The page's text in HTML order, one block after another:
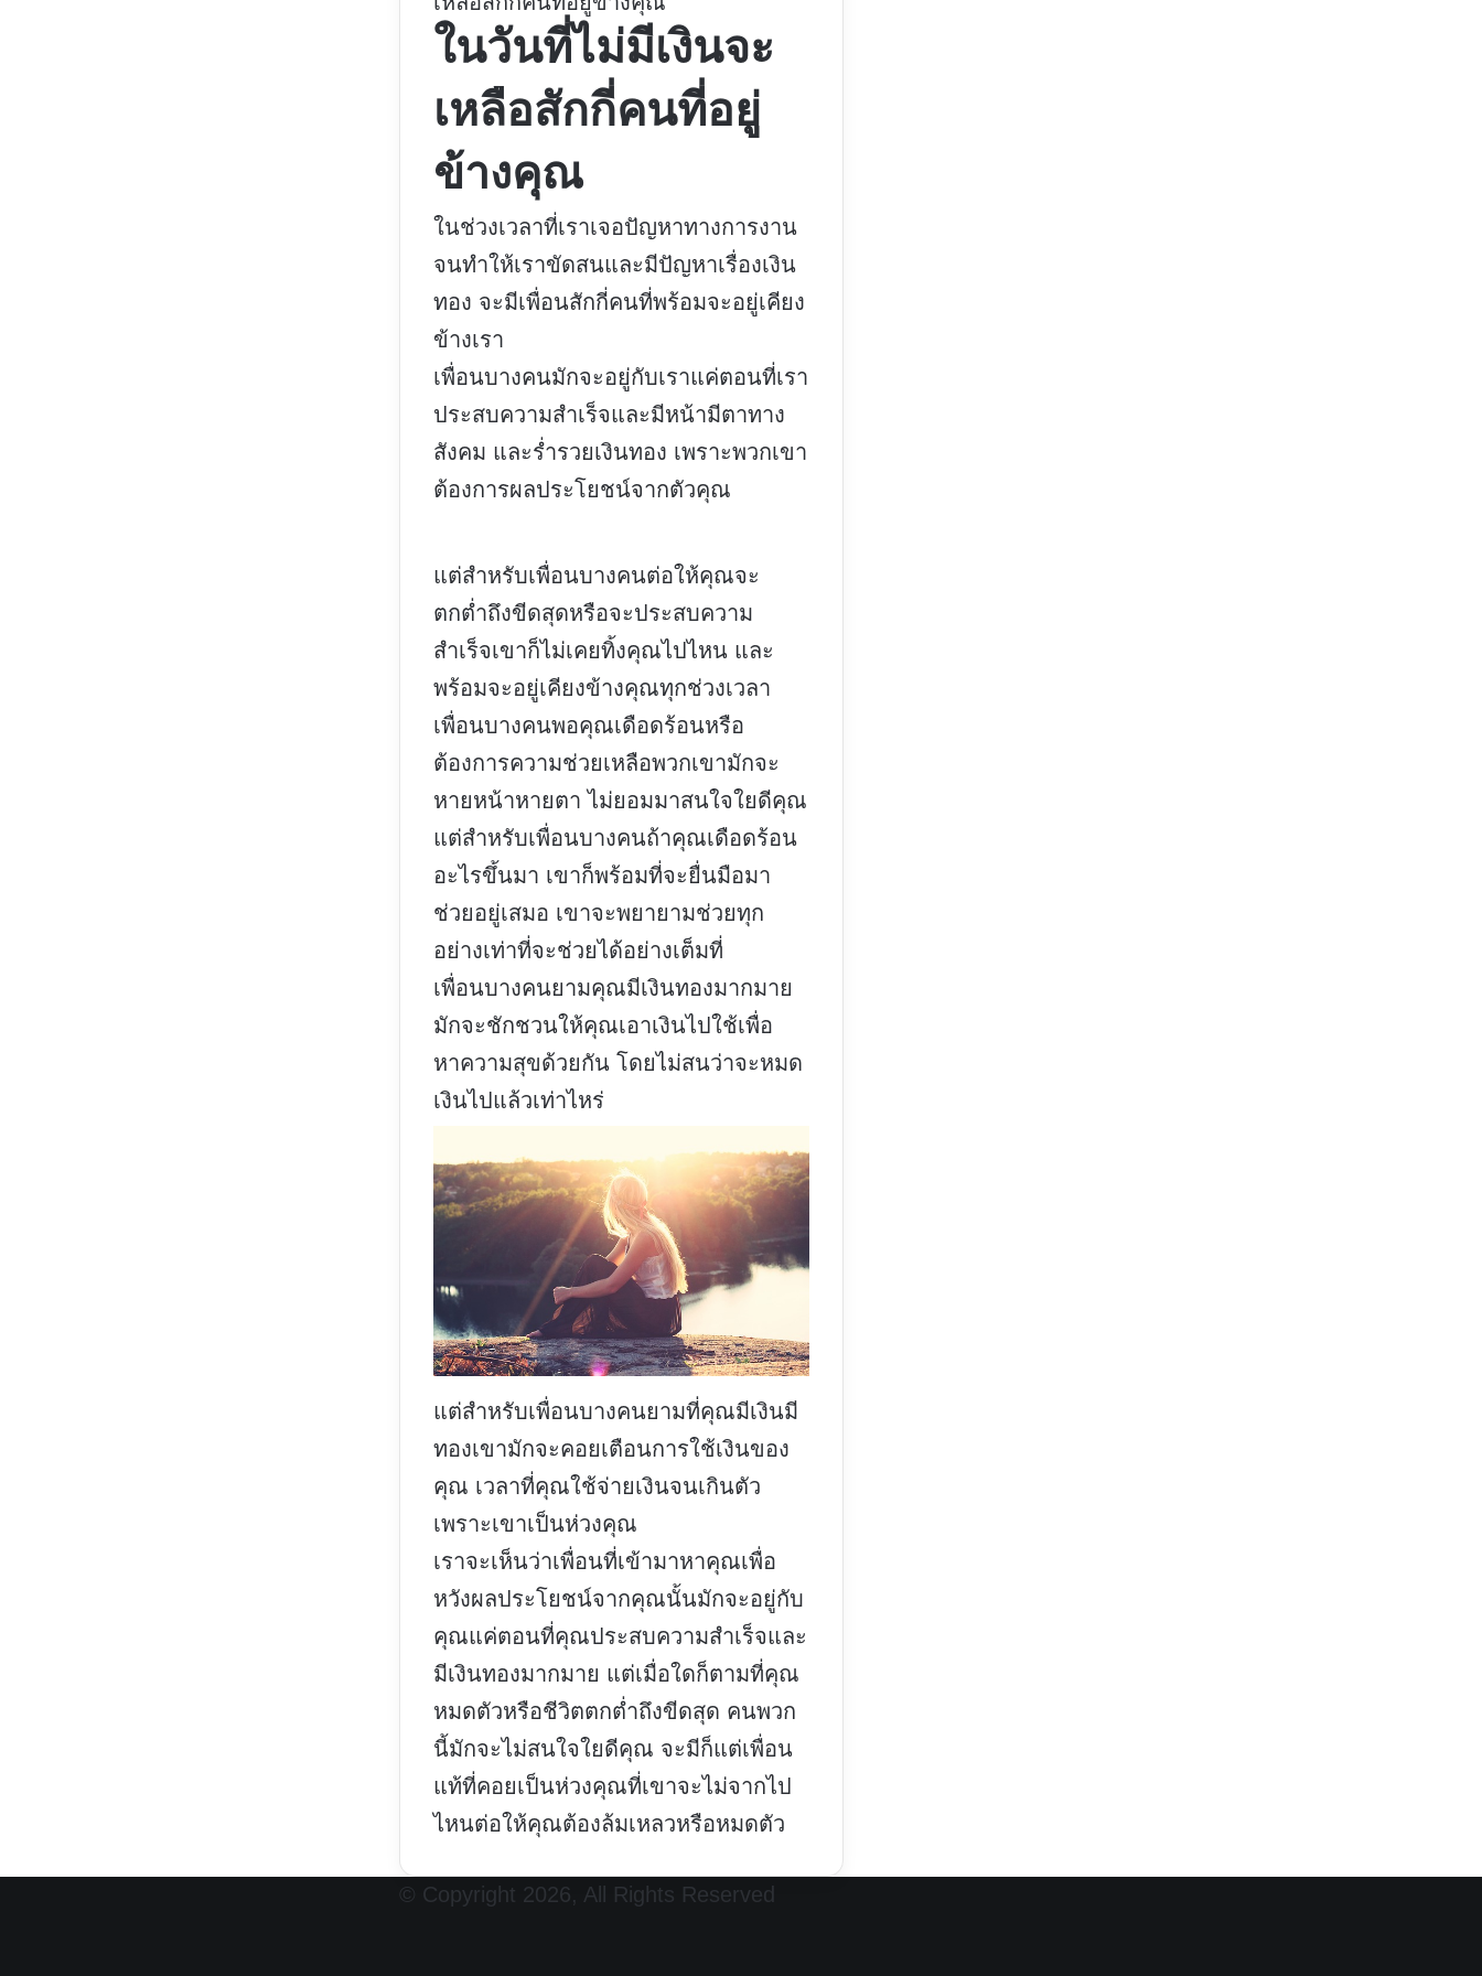
ในวันที่ไม่มีเงินจะ
เหลือสักกี่คนที่อยู่
ข้างคุณ
ในช่วงเวลาที่เราเจอปัญหาทางการงาน
จนทำให้เราขัดสนและมีปัญหาเรื่องเงิน
ทอง จะมีเพื่อนสักกี่คนที่พร้อมจะอยู่เคียง
ข้างเรา
เพื่อนบางคนมักจะอยู่กับเราแค่ตอนที่เรา
ประสบความสำเร็จและมีหน้ามีตาทาง
สังคม และร่ำรวยเงินทอง เพราะพวกเขา
ต้องการผลประโยชน์จากตัวคุณ
แต่สำหรับเพื่อนบางคนต่อให้คุณจะ
ตกต่ำถึงขีดสุดหรือจะประสบความ
สำเร็จเขาก็ไม่เคยทิ้งคุณไปไหน และ
พร้อมจะอยู่เคียงข้างคุณทุกช่วงเวลา
เพื่อนบางคนพอคุณเดือดร้อนหรือ
ต้องการความช่วยเหลือพวกเขามักจะ
หายหน้าหายตา ไม่ยอมมาสนใจใยดีคุณ
แต่สำหรับเพื่อนบางคนถ้าคุณเดือดร้อน
อะไรขึ้นมา เขาก็พร้อมที่จะยื่นมือมา
ช่วยอยู่เสมอ เขาจะพยายามช่วยทุก
อย่างเท่าที่จะช่วยได้อย่างเต็มที่
เพื่อนบางคนยามคุณมีเงินทองมากมาย
มักจะชักชวนให้คุณเอาเงินไปใช้เพื่อ
หาความสุขด้วยกัน โดยไม่สนว่าจะหมด
เงินไปแล้วเท่าไหร่
แต่สำหรับเพื่อนบางคนยามที่คุณมีเงินมี
ทองเขามักจะคอยเตือนการใช้เงินของ
คุณ เวลาที่คุณใช้จ่ายเงินจนเกินตัว
เพราะเขาเป็นห่วงคุณ
เราจะเห็นว่าเพื่อนที่เข้ามาหาคุณเพื่อ
หวังผลประโยชน์จากคุณนั้นมักจะอยู่กับ
คุณแค่ตอนที่คุณประสบความสำเร็จและ
มีเงินทองมากมาย แต่เมื่อใดก็ตามที่คุณ
หมดตัวหรือชีวิตตกต่ำถึงขีดสุด คนพวก
นี้มักจะไม่สนใจใยดีคุณ จะมีก็แต่เพื่อน
แท้ที่คอยเป็นห่วงคุณที่เขาจะไม่จากไป
ไหนต่อให้คุณต้องล้มเหลวหรือหมดตัว
© Copyright 2026, All Rights Reserved